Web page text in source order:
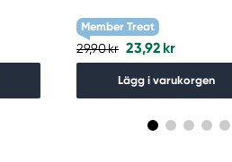
Member Treat
29,90 kr 23,92 kr
Lägg i varukorgen